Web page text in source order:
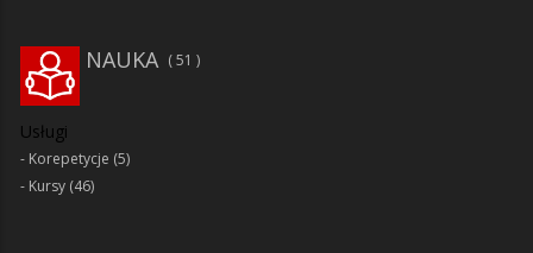
51
NAUKA
Usługi
Korepetycje (5)
Kursy (46)